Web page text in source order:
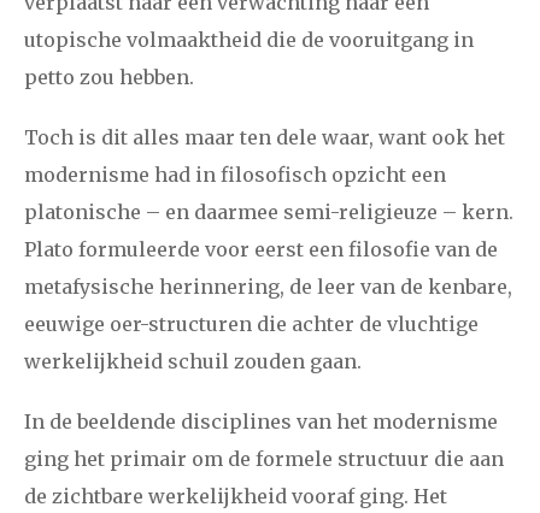
2009
september oktober november december
november
december
2007
januari februari maart april juni juli
augustus september oktober november
december
2006
april mei juni juli augustus september oktober
november december
utopische volmaaktheid die de vooruitgang in
petto zou hebben.
Toch is dit alles maar ten dele waar, want ook het
modernisme had in filosofisch opzicht een
platonische – en daarmee semi-religieuze – kern.
Plato formuleerde voor eerst een filosofie van de
metafysische herinnering, de leer van de kenbare,
eeuwige oer-structuren die achter de vluchtige
werkelijkheid schuil zouden gaan.
In de beeldende disciplines van het modernisme
ging het primair om de formele structuur die aan
de zichtbare werkelijkheid vooraf ging. Het